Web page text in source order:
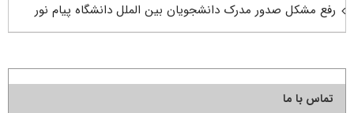
رفع مشکل صدور مدرک دانشجویان بین الملل دانشگاه پیام نور
تماس با ما